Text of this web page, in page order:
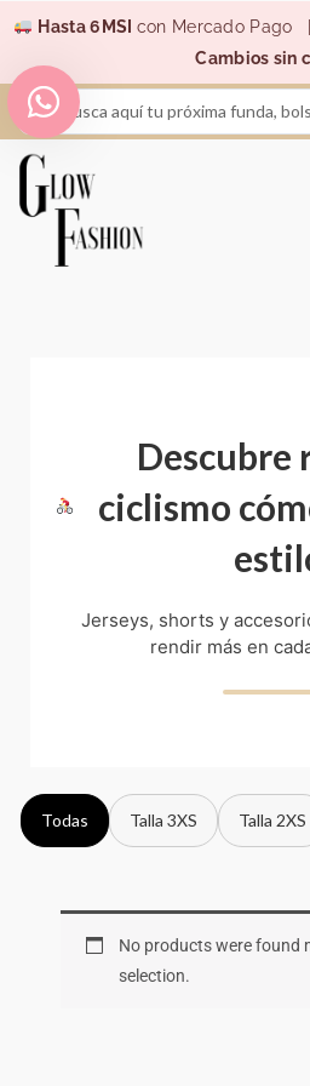
contenido
Hasta 6MSI con Mercado
Cambios sin
Search
...
Descubre
ciclismo
Jerseys, shorts y
rendir más en
Todas Talla 3XS Talla 2XS
No products were found
selection.